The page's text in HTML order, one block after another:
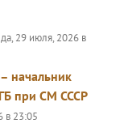
29 июля, 2026 в
начальник
при СМ СССР
в 23:05